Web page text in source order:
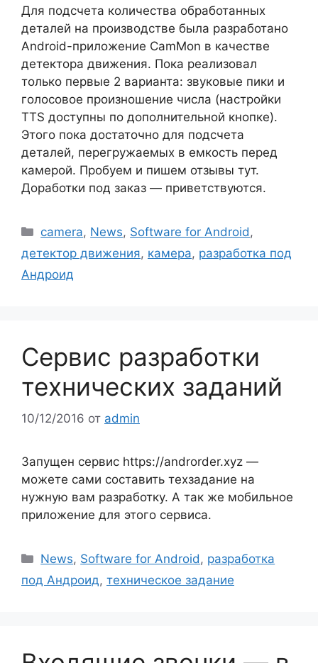
Для подсчета количества обработанных
деталей на производстве была разработано
Android-приложение CamMon в качестве
детектора движения. Пока реализовал
только первые 2 варианта: звуковые пики и
голосовое произношение числа (настройки
TTS доступны по дополнительной кнопке).
Этого пока достаточно для подсчета
деталей, перегружаемых в емкость перед
камерой. Пробуем и пишем отзывы тут.
Доработки под заказ — приветствуются.
Рубрики
camera, News, Software for Android,
детектор движения, камера, разработка под
Андроид
Сервис разработки
технических заданий
10/12/2016 от admin
Запущен сервис https://androrder.xyz —
можете сами составить техзадание на
нужную вам разработку. А так же мобильное
приложение для этого сервиса.
Рубрики
News, Software for Android , разработка
под Андроид, техническое задание